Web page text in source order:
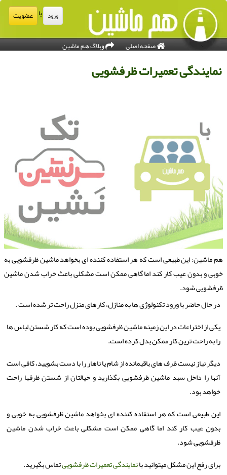
ورود عضویت
صفحه اصلی وبلاگ هم ماشین
نمایندگی تعمیرات ظرفشویی
ماشین: این طبیعی است كه هر استفاده كننده ای بخواهد ماشین ظرفشویی به
و بدون عیب كار كند اما گاهی ممكن است مشكلی باعث خراب شدن ماشین
شود.
در حال حاضر با ورود تکنولوژی ها به منازل، کارهای منزل راحت تر شده است .
یکی از اختراعات در این زمینه ماشین ظرفشویی بوده است که کار شستن لباس ها
را به راحت ترین کار ممکن بدل کرده است.
دیگر نیاز نیست ظرف های باقیمانده از شام یا ناهار را با دست بشویید، کافی است
آنها را داخل سبد ماشین ظرفشویی بگذارید و خیالتان از شستن ظرفها راحت
خواهد بود.
این طبیعی است که هر استفاده کننده ای بخواهد ماشین ظرفشویی به خوبی و
بدون عیب کار کند اما گاهی ممکن است مشکلی باعث خراب شدن ماشین
ظرفشویی شود.
برای رفع این مشکل میتوانید بانمایندگی تعمیرات ظرفشوییتماس بگیرید.